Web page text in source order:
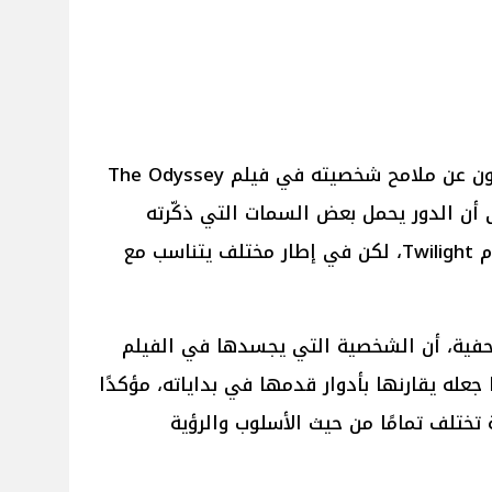
كشف النجم العالمي روبرت باتينسون عن ملامح شخصيته في فيلم The Odyssey
أن الدور يحمل بعض السمات التي ذكّرته
بشخصية “جاكوب” في سلسلة أفلام Twilight، لكن في إطار مختلف يتناسب مع
أن الشخصية التي يجسدها في الفيلم
يقارنها بأدوار قدمها في بداياته، مؤكدًا
تمامًا من حيث الأسلوب والرؤية